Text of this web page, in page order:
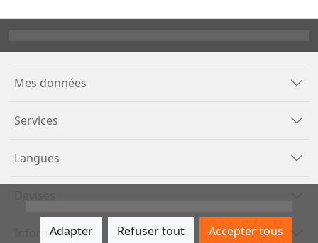
Mes données
Services
Langues
Informations
Adapter Refuser tout Accepter tous